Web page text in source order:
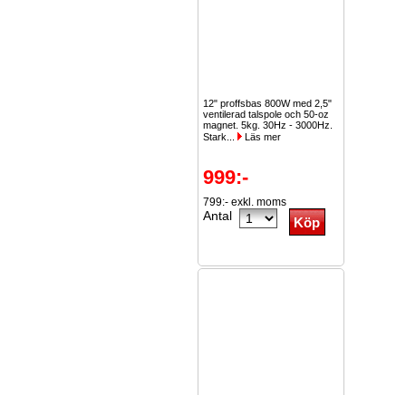
12" proffsbas 800W med 2,5"
ventilerad talspole och 50-oz
magnet. 5kg. 30Hz - 3000Hz.
Stark...
Läs mer
999:-
799:- exkl. moms
Antal